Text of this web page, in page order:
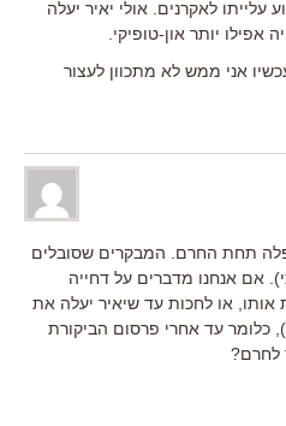
לאקרנים. אולי יאיר יעלה
אפילו יותר און-טופיקי.
אני ממש לא מתכוון לעצור
תחת החרם. המבקרים שסובלים
אם אנחנו מדברים על דחייה
אותו, או לחכות עד שיאיר יעלה את
כלומר עד אחרי פרסום הביקורת
לחרם?